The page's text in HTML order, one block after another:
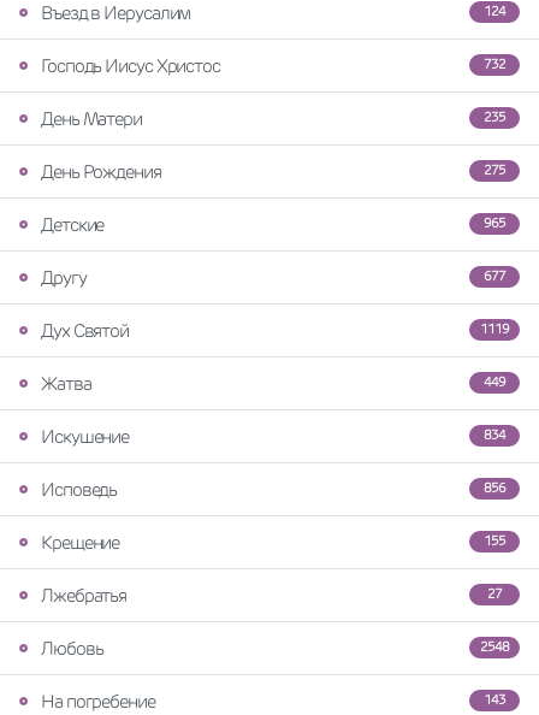
124
Въезд в Иерусалим
732
Господь Иисус Христос
235
День Матери
275
День Рождения
965
Детские
677
Другу
1119
Дух Святой
449
Жатва
834
Искушение
856
Исповедь
155
Крещение
27
Лжебратья
2548
Любовь
143
На погребение